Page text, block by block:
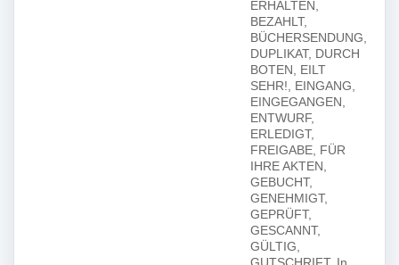
ERHALTEN,
BEZAHLT,
BÜCHERSENDUNG,
DUPLIKAT, DURCH
BOTEN, EILT
SEHR!, EINGANG,
EINGEGANGEN,
ENTWURF,
ERLEDIGT,
FREIGABE, FÜR
IHRE AKTEN,
GEBUCHT,
GENEHMIGT,
GEPRÜFT,
GESCANNT,
GÜLTIG,